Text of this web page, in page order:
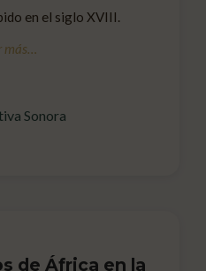
en el siglo XVIII.
Sonora
de África en la